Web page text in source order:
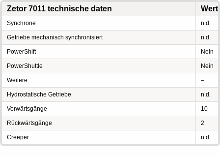
Zetor 7011 technische daten Wert
Synchrone n.d.
Getriebe mechanisch synchronisiert n.d.
PowerShift Nein
PowerShuttle Nein
Weitere –
Hydrostatische Getriebe n.d.
Vorwärtsgänge 10
Rückwärtsgänge 2
Creeper n.d.